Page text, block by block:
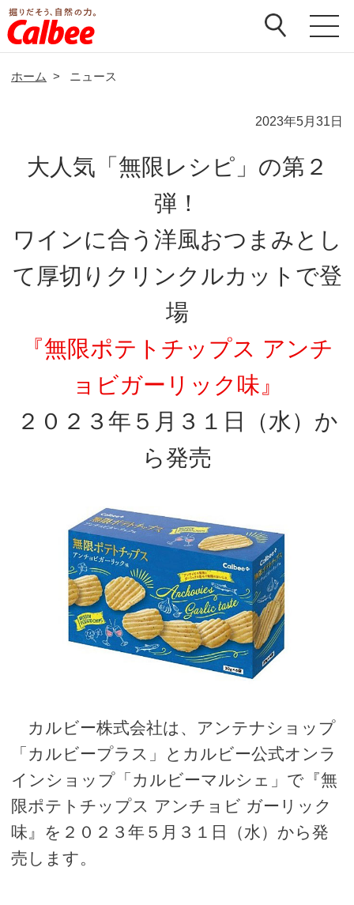
ホーム > ニュース
2023年5月31日
大人気「無限レシピ」の第２
弾！
ワインに合う洋風おつまみとし
て厚切りクリンクルカットで登
場
『無限ポテトチップス アンチ
ョビガーリック味』
２０２３年５月３１日（水）か
ら発売
カルビー株式会社は、アンテナショップ
「カルビープラス」とカルビー公式オンラ
インショップ「カルビーマルシェ」で『無
限ポテトチップス アンチョビ ガーリック
味』を２０２３年５月３１日（水）から発
売します。